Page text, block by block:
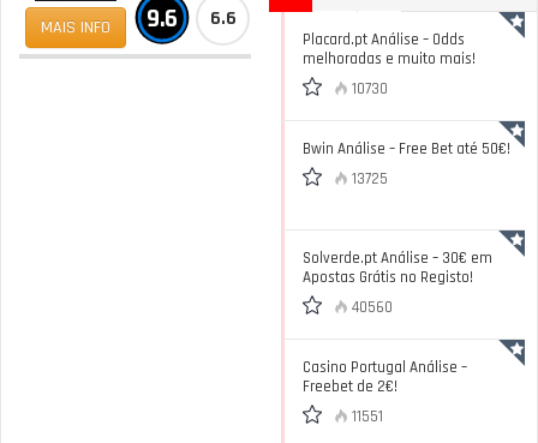
MAIS INFO 9.6 6.6
Placard.pt Análise – Odds
melhoradas e muito mais!
10730
Bwin Análise – Free Bet até 50€!
13725
Solverde.pt Análise – 30€ em
Apostas Grátis no Registo!
40560
Casino Portugal Análise –
Freebet de 2€!
11551